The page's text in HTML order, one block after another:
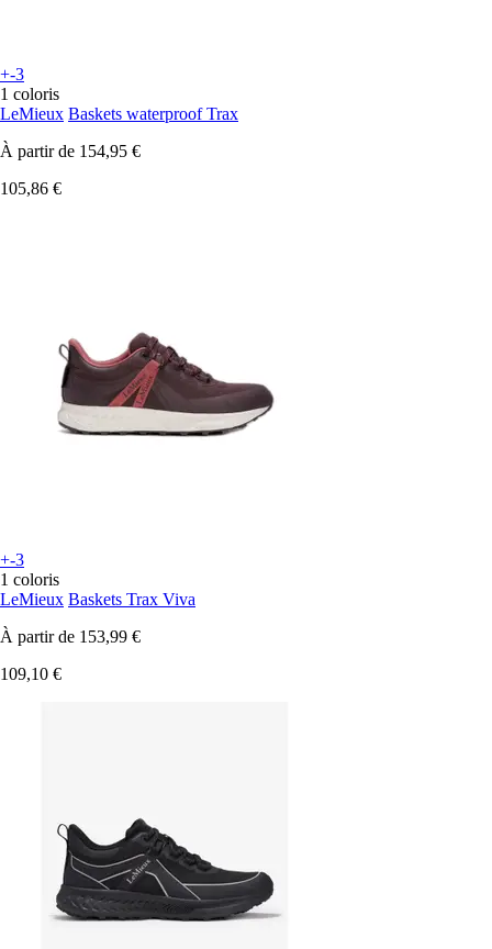
+-3
1 coloris
LeMieux Baskets waterproof Trax
À partir de 154,95 €
105,86 €
+-3
1 coloris
LeMieux Baskets Trax Viva
À partir de 153,99 €
109,10 €